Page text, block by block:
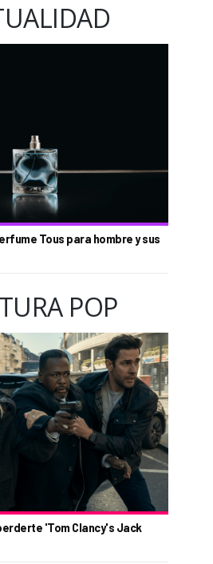
Tous para hombre y sus
POP
'Tom Clancy's Jack